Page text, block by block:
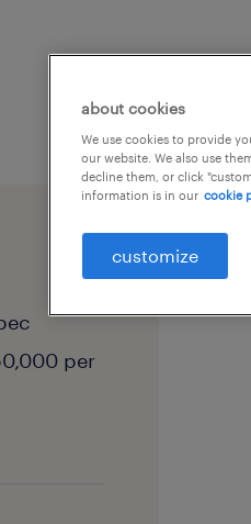
per
about cookies
We use cookies to provide
our website. We also use
decline them, or click
information is in our cookie
customize